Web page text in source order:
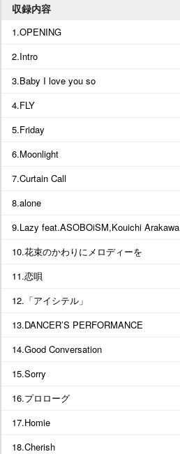
収録内容
1.OPENING
2.Intro
3.Baby I love you so
4.FLY
5.Friday
6.Moonlight
7.Curtain Call
8.alone
9.Lazy feat.ASOBOiSM,Kouichi Arakawa
10.花束のかわりにメロディーを
11.恋唄
12.「アイシテル」
13.DANCER’S PERFORMANCE
14.Good Conversation
15.Sorry
16.プロローグ
17.Homie
18.Cherish